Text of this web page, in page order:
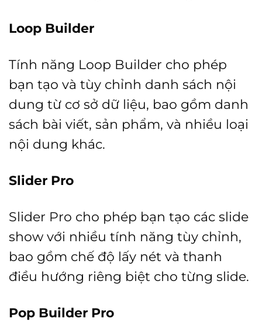
Loop Builder
Tính năng Loop Builder cho phép
bạn tạo và tùy chỉnh danh sách nội
dung từ cơ sở dữ liệu, bao gồm danh
sách bài viết, sản phẩm, và nhiều loại
nội dung khác.
Slider Pro
Slider Pro cho phép bạn tạo các slide
show với nhiều tính năng tùy chỉnh,
bao gồm chế độ lấy nét và thanh
điều hướng riêng biệt cho từng slide.
Pop Builder Pro